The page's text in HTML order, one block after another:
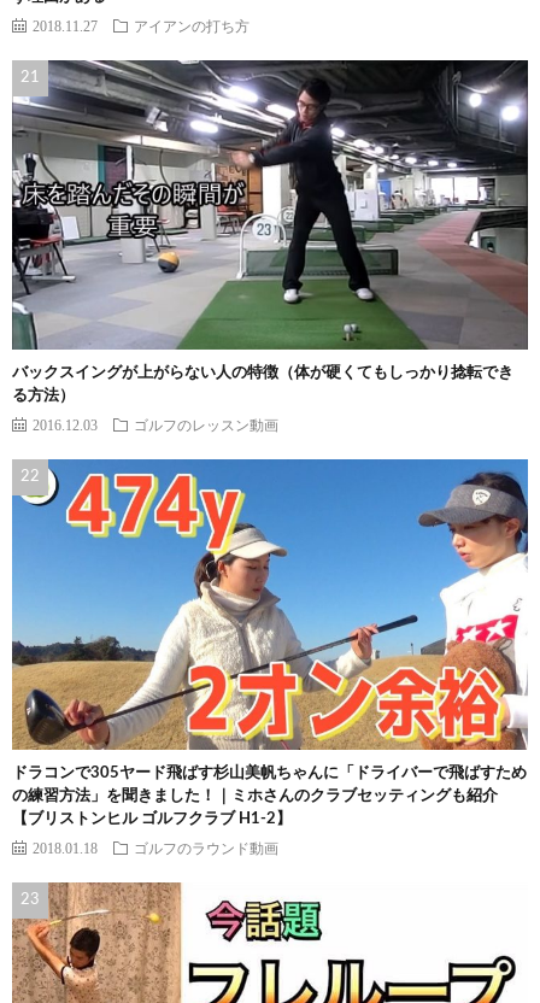
2018.11.27 アイアンの打ち方
バックスイングが上がらない人の特徴（体が硬くてもしっかり捻転でき
る方法）
2016.12.03 ゴルフのレッスン動画
ドラコンで305ヤード飛ばす杉山美帆ちゃんに「ドライバーで飛ばすため
の練習方法」を聞きました！｜ミホさんのクラブセッティングも紹介
【ブリストンヒル ゴルフクラブ H1-2】
2018.01.18 ゴルフのラウンド動画